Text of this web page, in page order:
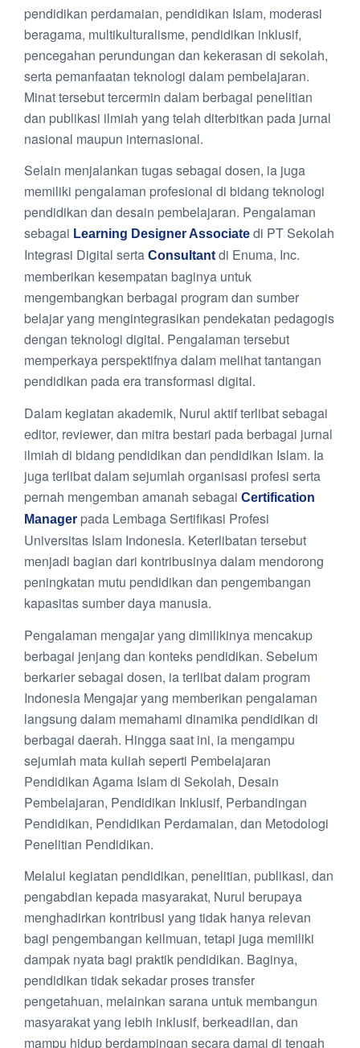
pendidikan perdamaian, pendidikan Islam, moderasi
beragama, multikulturalisme, pendidikan inklusif,
pencegahan perundungan dan kekerasan di sekolah,
serta pemanfaatan teknologi dalam pembelajaran.
Minat tersebut tercermin dalam berbagai penelitian
dan publikasi ilmiah yang telah diterbitkan pada jurnal
nasional maupun internasional.
Selain menjalankan tugas sebagai dosen, ia juga
memiliki pengalaman profesional di bidang teknologi
pendidikan dan desain pembelajaran. Pengalaman
sebagai Learning Designer Associate di PT Sekolah
Integrasi Digital serta Consultantdi Enuma, Inc.
memberikan kesempatan baginya untuk
mengembangkan berbagai program dan sumber
belajar yang mengintegrasikan pendekatan pedagogis
dengan teknologi digital. Pengalaman tersebut
memperkaya perspektifnya dalam melihat tantangan
pendidikan pada era transformasi digital.
Dalam kegiatan akademik, Nurul aktif terlibat sebagai
editor, reviewer, dan mitra bestari pada berbagai jurnal
ilmiah di bidang pendidikan dan pendidikan Islam. Ia
juga terlibat dalam sejumlah organisasi profesi serta
pernah mengemban amanah sebagai Certification
Manager pada Lembaga Sertifikasi Profesi
Universitas Islam Indonesia. Keterlibatan tersebut
menjadi bagian dari kontribusinya dalam mendorong
peningkatan mutu pendidikan dan pengembangan
kapasitas sumber daya manusia.
Pengalaman mengajar yang dimilikinya mencakup
berbagai jenjang dan konteks pendidikan. Sebelum
berkarier sebagai dosen, ia terlibat dalam program
Indonesia Mengajar yang memberikan pengalaman
langsung dalam memahami dinamika pendidikan di
berbagai daerah. Hingga saat ini, ia mengampu
sejumlah mata kuliah seperti Pembelajaran
Pendidikan Agama Islam di Sekolah, Desain
Pembelajaran, Pendidikan Inklusif, Perbandingan
Pendidikan, Pendidikan Perdamaian, dan Metodologi
Penelitian Pendidikan.
Melalui kegiatan pendidikan, penelitian, publikasi, dan
pengabdian kepada masyarakat, Nurul berupaya
menghadirkan kontribusi yang tidak hanya relevan
bagi pengembangan keilmuan, tetapi juga memiliki
dampak nyata bagi praktik pendidikan. Baginya,
pendidikan tidak sekadar proses transfer
pengetahuan, melainkan sarana untuk membangun
masyarakat yang lebih inklusif, berkeadilan, dan
mampu hidup berdampingan secara damai di tengah